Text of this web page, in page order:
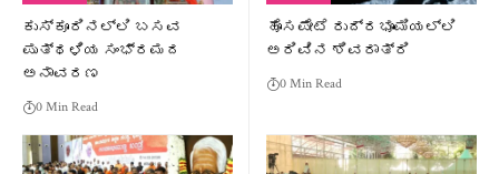
ಕುಸ್ಕೂರಿನಲ್ಲಿ ಬಸವ
ಪುತ್ಥಳಿಯ ಸಂಭ್ರಮದ
ಅನಾವರಣ
0 Min Read
ಹೊಸಪೇಟೆ ರುದ್ರಭೂಮಿಯಲ್ಲಿ
ಅರಿವಿನ ಶಿವರಾತ್ರಿ
0 Min Read